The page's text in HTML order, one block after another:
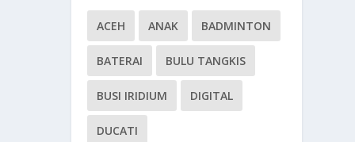
ACEH ANAK BADMINTON
BATERAI BULU TANGKIS
BUSI IRIDIUM DIGITAL
DUCATI